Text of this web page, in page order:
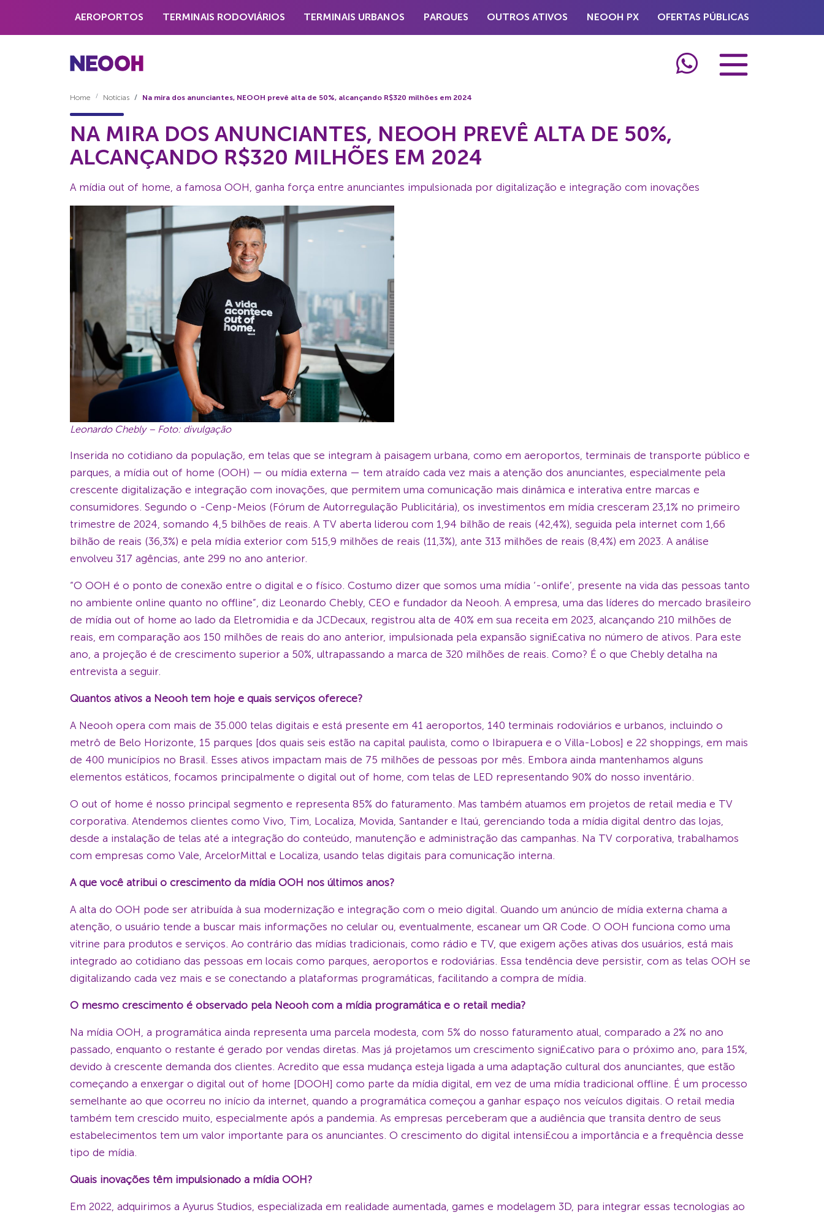
AEROPORTOS TERMINAIS RODOVIÁRIOS TERMINAIS URBANOS PARQUES OUTROS ATIVOS NEOOH PX OFERTAS PÚBLICAS
Home Notícias Na mira dos anunciantes, NEOOH prevê alta de 50%, alcançando R$320 milhões em 2024
NA MIRA DOS ANUNCIANTES, NEOOH PREVÊ ALTA DE 50%,
ALCANÇANDO R$320 MILHÕES EM 2024
A mídia out of home, a famosa OOH, ganha força entre anunciantes impulsionada por digitalização e integração com inovações
Leonardo Chebly – Foto: divulgação
Inserida no cotidiano da população, em telas que se integram à paisagem urbana, como em aeroportos, terminais de transporte público e
parques, a mídia out of home (OOH) — ou mídia externa — tem atraído cada vez mais a atenção dos anunciantes, especialmente pela
crescente digitalização e integração com inovações, que permitem uma comunicação mais dinâmica e interativa entre marcas e
consumidores. Segundo o -Cenp-Meios (Fórum de Autorregulação Publicitária), os investimentos em mídia cresceram 23,1% no primeiro
trimestre de 2024, somando 4,5 bilhões de reais. A TV aberta liderou com 1,94 bilhão de reais (42,4%), seguida pela internet com 1,66
bilhão de reais (36,3%) e pela mídia exterior com 515,9 milhões de reais (11,3%), ante 313 milhões de reais (8,4%) em 2023. A análise
envolveu 317 agências, ante 299 no ano anterior.
“O OOH é o ponto de conexão entre o digital e o físico. Costumo dizer que somos uma mídia ‘-onlife’, presente na vida das pessoas tanto
no ambiente online quanto no offline”, diz Leonardo Chebly, CEO e fundador da Neooh. A empresa, uma das líderes do mercado brasileiro
de mídia out of home ao lado da Eletromidia e da JCDecaux, registrou alta de 40% em sua receita em 2023, alcançando 210 milhões de
reais, em comparação aos 150 milhões de reais do ano anterior, impulsionada pela expansão signi£cativa no número de ativos. Para este
ano, a projeção é de crescimento superior a 50%, ultrapassando a marca de 320 milhões de reais. Como? É o que Chebly detalha na
entrevista a seguir.
Quantos ativos a Neooh tem hoje e quais serviços oferece?
A Neooh opera com mais de 35.000 telas digitais e está presente em 41 aeroportos, 140 terminais rodoviários e urbanos, incluindo o
metrô de Belo Horizonte, 15 parques [dos quais seis estão na capital paulista, como o Ibirapuera e o Villa-Lobos] e 22 shoppings, em mais
de 400 municípios no Brasil. Esses ativos impactam mais de 75 milhões de pessoas por mês. Embora ainda mantenhamos alguns
elementos estáticos, focamos principalmente o digital out of home, com telas de LED representando 90% do nosso inventário.
O out of home é nosso principal segmento e representa 85% do faturamento. Mas também atuamos em projetos de retail media e TV
corporativa. Atendemos clientes como Vivo, Tim, Localiza, Movida, Santander e Itaú, gerenciando toda a mídia digital dentro das lojas,
desde a instalação de telas até a integração do conteúdo, manutenção e administração das campanhas. Na TV corporativa, trabalhamos
com empresas como Vale, ArcelorMittal e Localiza, usando telas digitais para comunicação interna.
A que você atribui o crescimento da mídia OOH nos últimos anos?
A alta do OOH pode ser atribuída à sua modernização e integração com o meio digital. Quando um anúncio de mídia externa chama a
atenção, o usuário tende a buscar mais informações no celular ou, eventualmente, escanear um QR Code. O OOH funciona como uma
vitrine para produtos e serviços. Ao contrário das mídias tradicionais, como rádio e TV, que exigem ações ativas dos usuários, está mais
integrado ao cotidiano das pessoas em locais como parques, aeroportos e rodoviárias. Essa tendência deve persistir, com as telas OOH se
digitalizando cada vez mais e se conectando a plataformas programáticas, facilitando a compra de mídia.
O mesmo crescimento é observado pela Neooh com a mídia programática e o retail media?
Na mídia OOH, a programática ainda representa uma parcela modesta, com 5% do nosso faturamento atual, comparado a 2% no ano
passado, enquanto o restante é gerado por vendas diretas. Mas já projetamos um crescimento signi£cativo para o próximo ano, para 15%,
devido à crescente demanda dos clientes. Acredito que essa mudança esteja ligada a uma adaptação cultural dos anunciantes, que estão
começando a enxergar o digital out of home [DOOH] como parte da mídia digital, em vez de uma mídia tradicional offline. É um processo
semelhante ao que ocorreu no início da internet, quando a programática começou a ganhar espaço nos veículos digitais. O retail media
também tem crescido muito, especialmente após a pandemia. As empresas perceberam que a audiência que transita dentro de seus
estabelecimentos tem um valor importante para os anunciantes. O crescimento do digital intensi£cou a importância e a frequência desse
tipo de mídia.
Quais inovações têm impulsionado a mídia OOH?
Em 2022, adquirimos a Ayurus Studios, especializada em realidade aumentada, games e modelagem 3D, para integrar essas tecnologias ao